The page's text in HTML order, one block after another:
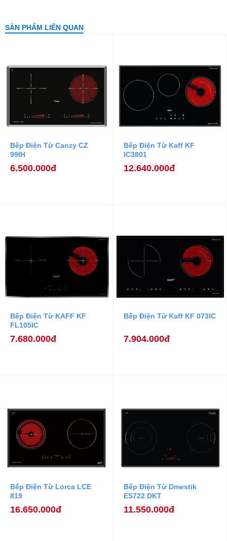
SẢN PHẨM LIÊN QUAN
Bếp Điện Từ Canzy CZ
99IH
6.500.000đ
Bếp Điện Từ Kaff KF
IC3801
12.640.000đ
Bếp Điện Từ KAFF KF
FL105IC
7.680.000đ
Bếp Điện Từ Kaff KF 073IC
7.904.000đ
Bếp Điện Từ Lorca LCE
819
16.650.000đ
Bếp Điện Từ Dmestik
ES722 DKT
11.550.000đ